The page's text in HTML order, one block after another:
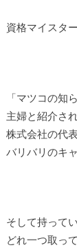
資格マイスタ
「マツコの知
主婦と紹介さ
株式会社の代
バリバリのキ
そして持って
どれ一つ取っ